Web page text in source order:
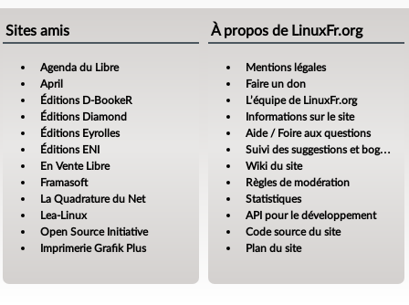
Sites amis
Agenda du Libre
April
Éditions D-BookeR
Éditions Diamond
Éditions Eyrolles
Éditions ENI
En Vente Libre
Framasoft
La Quadrature du Net
Lea-Linux
Open Source Initiative
Imprimerie Grafik Plus
À propos de LinuxFr.org
Mentions légales
Faire un don
L’équipe de LinuxFr.org
Informations sur le site
Aide / Foire aux questions
Suivi des suggestions et bogues
Wiki du site
Règles de modération
Statistiques
API pour le développement
Code source du site
Plan du site